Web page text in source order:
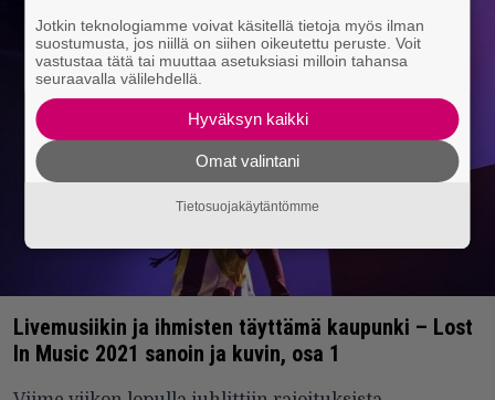
Livemusiikin ja ihmisten täyttämä kaupunki – Lost
In Music 2021 sanoin ja kuvin, osa 1
Jotkin teknologiamme voivat käsitellä tietoja myös ilman
suostumusta, jos niillä on siihen oikeutettu peruste. Voit
vastustaa tätä tai muuttaa asetuksiasi milloin tahansa
seuraavalla välilehdellä.
Hyväksyn kaikki
Omat valintani
Tietosuojakäytäntömme